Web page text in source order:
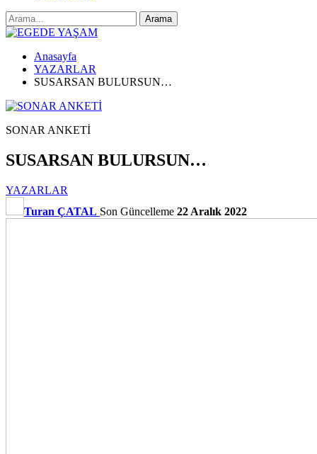
Anasayfa
YAZARLAR
SUSARSAN BULURSUN…
SONAR ANKETİ
SUSARSAN BULURSUN…
YAZARLAR
Turan ÇATAL Son Güncelleme 22 Aralık 2022